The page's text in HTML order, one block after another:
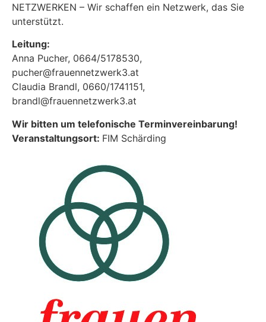
NETZWERKEN – Wir schaffen ein Netzwerk, das Sie
unterstützt.
Leitung:
Anna Pucher, 0664/5178530,
pucher@frauennetzwerk3.at
Claudia Brandl, 0660/1741151,
brandl@frauennetzwerk3.at
Wir bitten um telefonische Terminvereinbarung!
Veranstaltungsort: FIM Schärding